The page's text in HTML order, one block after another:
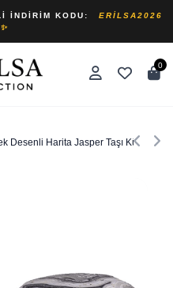
İNDIRIM KODU:
ERILSA2026
0
Desenli Harita Jasper Taşı Kütle